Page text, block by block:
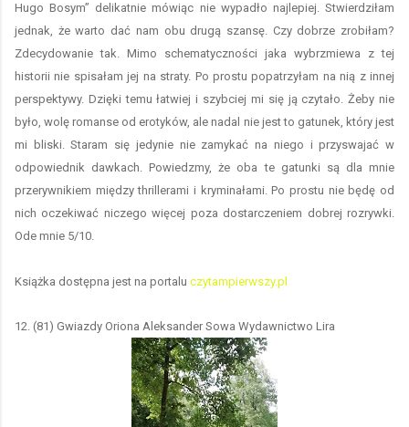
Hugo Bosym’’ delikatnie mówiąc nie wypadło najlepiej. Stwierdziłam
jednak, że warto dać nam obu drugą szansę. Czy dobrze zrobiłam?
Zdecydowanie tak. Mimo schematyczności jaka wybrzmiewa z tej
historii nie spisałam jej na straty. Po prostu popatrzyłam na nią z innej
perspektywy. Dzięki temu łatwiej i szybciej mi się ją czytało. Żeby nie
było, wolę romanse od erotyków, ale nadal nie jest to gatunek, który jest
mi bliski. Staram się jedynie nie zamykać na niego i przyswajać w
odpowiednik dawkach. Powiedzmy, że oba te gatunki są dla mnie
przerywnikiem między thrillerami i kryminałami. Po prostu nie będę od
nich oczekiwać niczego więcej poza dostarczeniem dobrej rozrywki.
Ode mnie 5/10.
Książka dostępna jest na portalu czytampierwszy.pl
12. (81) Gwiazdy Oriona Aleksander Sowa Wydawnictwo Lira